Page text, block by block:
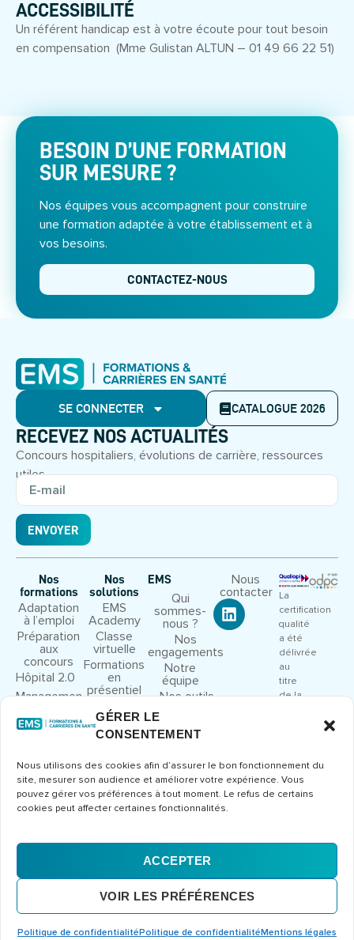
GÉRER LE
CONSENTEMENT
Nous utilisons des cookies afin d’assurer le bon fonctionnement du
site, mesurer son audience et améliorer votre expérience. Vous
pouvez gérer vos préférences à tout moment. Le refus de certains
cookies peut affecter certaines fonctionnalités.
ACCEPTER
VOIR LES PRÉFÉRENCES
Politique de confidentialitéPolitique de confidentialitéMentions légales
ACCESSIBILITÉ
Un référent handicap est à votre écoute pour tout besoin
en compensation (Mme Gulistan ALTUN – 01 49 66 22 51)
BESOIN D’UNE FORMATION
SUR MESURE ?
Nos équipes vous accompagnent pour construire
une formation adaptée à votre établissement et à
vos besoins.
CONTACTEZ-NOUS
SE CONNECTER CATALOGUE 2026
RECEVEZ NOS ACTUALITÉS
Concours hospitaliers, évolutions de carrière, ressources
utiles.
ENVOYER
Nos
formations
Adaptation
à l’emploi
Préparation
aux
concours
Hôpital 2.0
Management
Droit et
Congrès et
séminaires
Formations
métier
Nos
solutions
EMS
Academy
Classe
virtuelle
Formations
en
présentiel
EMS
Qui
sommes-
nous ?
Nos
engagements
Notre
équipe
Nos outils
pédagogiques
rejoindre
Nous
contacter
La
certification
qualité
a été
délivrée
au
titre
de la
ACTIONS
DE
FORMATION
MentionsCGVPolitique de
confidentialité
© 2026 Europe Management
Santé – Tous droits réservés
Conception et développementErdéros Studio